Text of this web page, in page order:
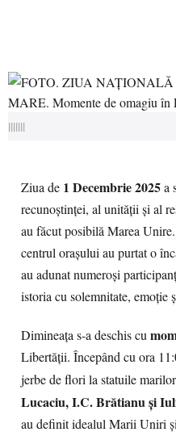
|||||||
Ziua de 1 Decembrie 2025a
recunoștinței, al unității și al
au făcut posibilă Marea
centrul orașului au purtat o
au adunat numeroși
istoria cu solemnitate, emoție
Dimineața s-a deschis cu
Libertății. Începând cu ora
jerbe de flori la statuile
Lucaciu, I.C. Brătianu și
au definit idealul Marii Uniri